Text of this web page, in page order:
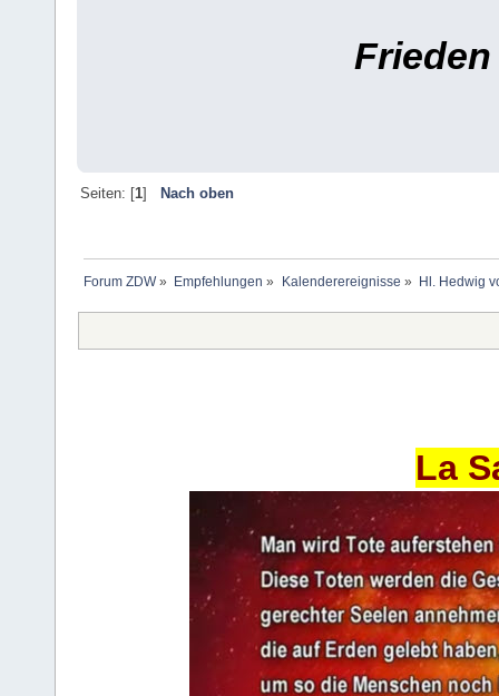
Seiten: [1] Nach oben
Forum ZDW» Empfehlungen » Kalenderereignisse » Hl. Hedwig
La